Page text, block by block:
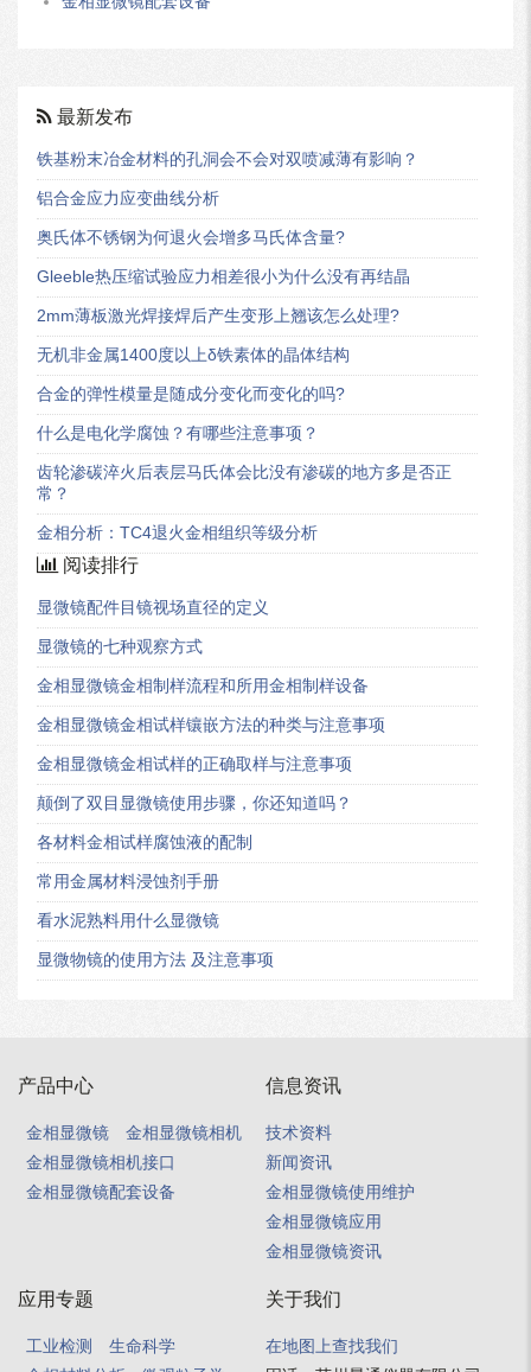
最新发布
铁基粉末冶金材料的孔洞会不会对双喷减薄有影响？
铝合金应力应变曲线分析
奥氏体不锈钢为何退火会增多马氏体含量?
Gleeble热压缩试验应力相差很小为什么没有再结晶
2mm薄板激光焊接焊后产生变形上翘该怎么处理?
无机非金属1400度以上δ铁素体的晶体结构
合金的弹性模量是随成分变化而变化的吗?
什么是电化学腐蚀？有哪些注意事项？
齿轮渗碳淬火后表层马氏体会比没有渗碳的地方多是否正
常？
金相分析：TC4退火金相组织等级分析
阅读排行
显微镜配件目镜视场直径的定义
显微镜的七种观察方式
金相显微镜金相制样流程和所用金相制样设备
金相显微镜金相试样镶嵌方法的种类与注意事项
金相显微镜金相试样的正确取样与注意事项
颠倒了双目显微镜使用步骤，你还知道吗？
各材料金相试样腐蚀液的配制
常用金属材料浸蚀剂手册
看水泥熟料用什么显微镜
显微物镜的使用方法 及注意事项
产品中心
金相显微镜
金相显微镜相机
金相显微镜相机接口
金相显微镜配套设备
信息资讯
技术资料
新闻资讯
金相显微镜使用维护
金相显微镜应用
金相显微镜资讯
应用专题
工业检测
生命科学
关于我们
在地图上查找我们